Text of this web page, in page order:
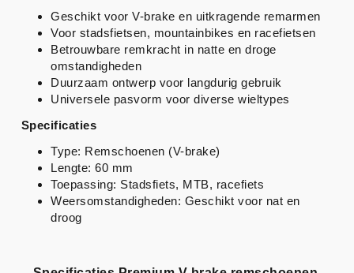
Geschikt voor V-brake en uitkragende remarmen
Voor stadsfietsen, mountainbikes en racefietsen
Betrouwbare remkracht in natte en droge
omstandigheden
Duurzaam ontwerp voor langdurig gebruik
Universele pasvorm voor diverse wieltypes
Specificaties
Type: Remschoenen (V-brake)
Lengte: 60 mm
Toepassing: Stadsfiets, MTB, racefiets
Weersomstandigheden: Geschikt voor nat en
droog